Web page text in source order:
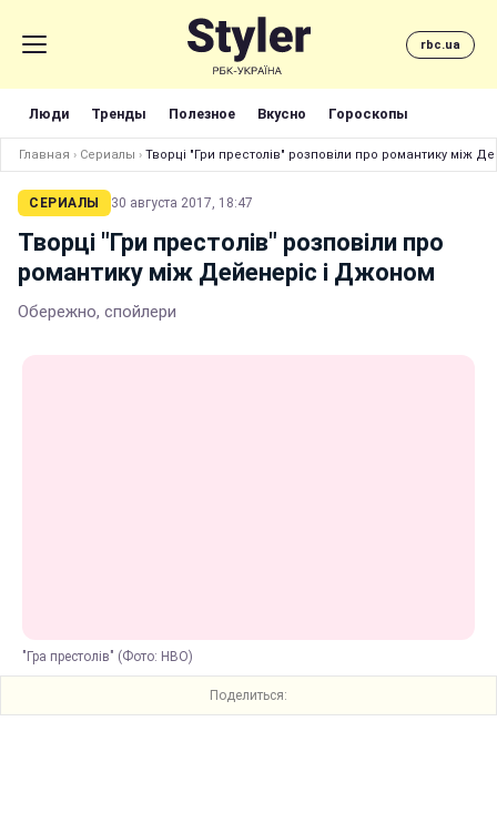
rbc.ua
Люди Тренды Полезное Вкусно Гороскопы
Главная › Сериалы › Творці "Гри престолів" розповіли про романтику між
СЕРИАЛЫ 30 августа 2017, 18:47
Творці "Гри престолів" розповіли про
романтику між Дейенеріс і Джоном
Обережно, спойлери
"Гра престолів" (Фото: HBO)
Поделиться: